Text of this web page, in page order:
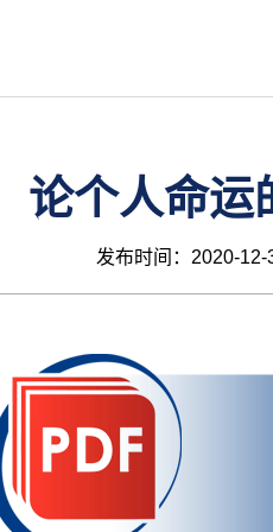
论个人命运
发布时间：2020-